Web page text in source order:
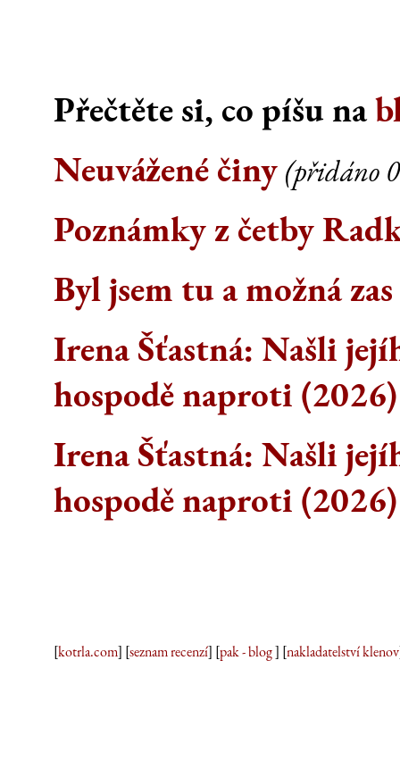
Přečtěte si, co píšu na
Neuvážené činy (přidáno
Poznámky z četby
Byl jsem tu a možná
Irena Šťastná: Našli
hospodě naproti (2026)
Irena Šťastná: Našli
hospodě naproti (2026)
[kotrla.com] [seznam recenzí] [pak - blog] [nakladatelství klenov